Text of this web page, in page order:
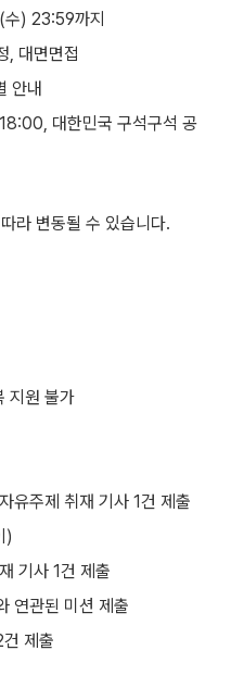
) 23:59까지
, 대면면접
안내
대한민국 구석구석 공
라 변동될 수 있습니다.
지원 불가
유주제 취재 기사 1건 제출
)
기사 1건 제출
연관된 미션 제출
제출